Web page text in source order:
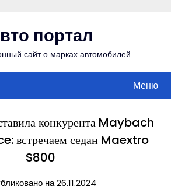
портал
сайт о марках автомобилей
Меню
конкурента Maybach
встречаем седан Maextro
S800
на 26.11.2024